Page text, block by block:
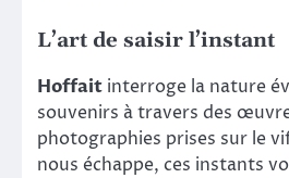
L’art de saisir l’instant
Hoffait interroge la nature
souvenirs à travers des
photographies prises sur le
nous échappe, ces instants